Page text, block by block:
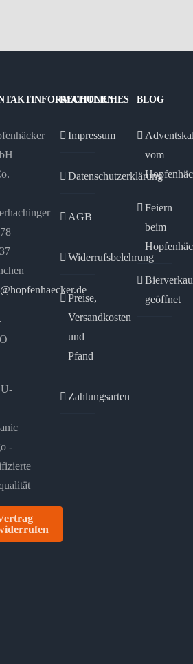
RECHTLICHES
Impressum
Datenschutzerklärung
AGB
Widerrufsbelehrung
Preise,
Versandkosten
und
Pfand
Zahlungsarten
BLOG
vom
Feiern
beim
geöffnet